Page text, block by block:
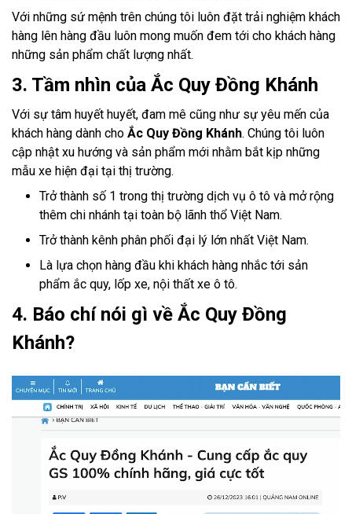
Với những sứ mệnh trên chúng tôi luôn đặt trải nghiệm khách
hàng lên hàng đầu luôn mong muốn đem tới cho khách hàng
những sản phẩm chất lượng nhất.
3. Tầm nhìn của Ắc Quy Đồng Khánh
Với sự tâm huyết huyết, đam mê cũng như sự yêu mến của
khách hàng dành cho Ắc Quy Đồng Khánh. Chúng tôi luôn
cập nhật xu hướng và sản phẩm mới nhằm bắt kịp những
mẫu xe hiện đại tại thị trường.
Trở thành số 1 trong thị trường dịch vụ ô tô và mở rộng
thêm chi nhánh tại toàn bộ lãnh thổ Việt Nam.
Trở thành kênh phân phối đại lý lớn nhất Việt Nam.
Là lựa chọn hàng đầu khi khách hàng nhắc tới sản
phẩm ắc quy, lốp xe, nội thất xe ô tô.
4. Báo chí nói gì về Ắc Quy Đồng
Khánh?